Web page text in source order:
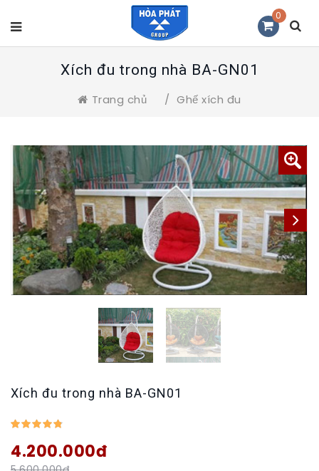
0
Xích đu trong nhà BA-GN01
Trang chủ / Ghế xích đu
Xích đu trong nhà BA-GN01
4.200.000đ